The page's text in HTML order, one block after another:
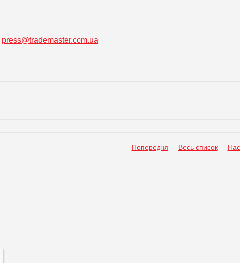
press@trademaster.com.ua
Попередня Весь список